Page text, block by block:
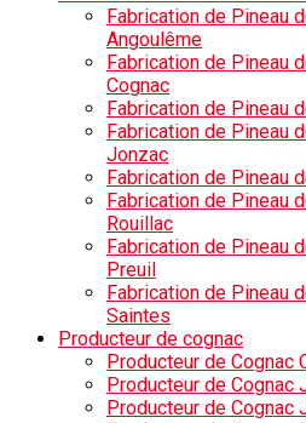
Fabrication de Pineau
Angoulême
Fabrication de Pineau
Cognac
Fabrication de Pineau
Fabrication de Pineau
Jonzac
Fabrication de Pineau
Fabrication de Pineau
Rouillac
Fabrication de Pineau
Preuil
Fabrication de Pineau
Saintes
Producteur de cognac
Producteur de Cognac
Producteur de Cognac
Producteur de Cognac